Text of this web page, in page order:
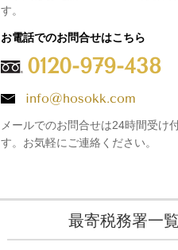
す。
お電話でのお問合せはこちら
0120-979-438
info@hosokk.com
メールでのお問合せは24時間受け
す。お気軽にご連絡ください。
最寄税務署一覧